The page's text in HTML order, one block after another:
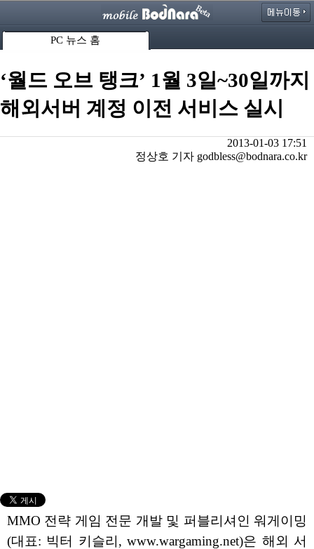
PC 뉴스 홈
‘월드 오브 탱크’ 1월 3일~30일까지
해외서버 계정 이전 서비스 실시
2013-01-03 17:51
정상호 기자 godbless@bodnara.co.kr
MMO 전략 게임 전문 개발 및 퍼블리셔인 워게이밍
(대표: 빅터 키슬리, www.wargaming.net)은 해외 서